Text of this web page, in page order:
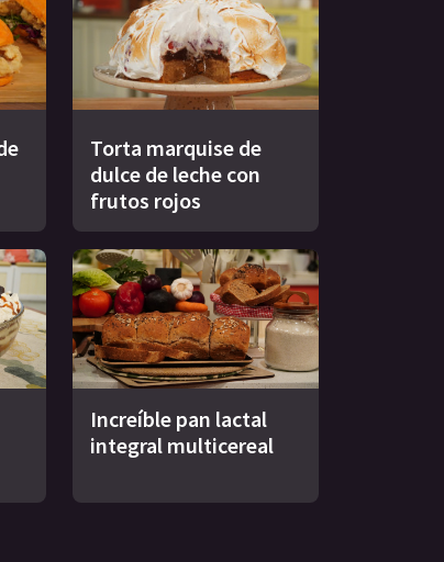
Torta marquise de
dulce de leche con
frutos rojos
Increíble pan lactal
integral multicereal